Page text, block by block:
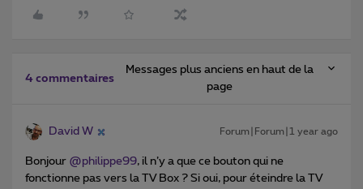
4 commentaires
Messages plus anciens en haut de la
page
David W Forum|Forum|1 year ago
Bonjour ​ @philippe99, il n’y a que ce bouton qui ne
fonctionne pas vers la TV Box ? Si oui, pour éteindre la TV